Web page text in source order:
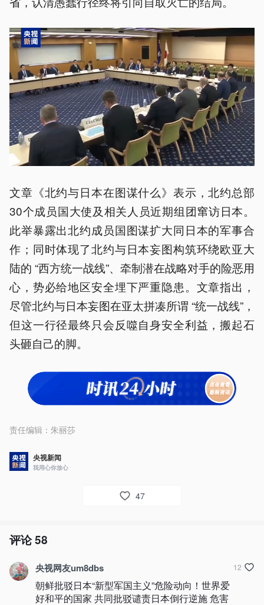
文章《北约与日本在图谋什么》表示，北约总部
30个成员国大使及相关人员近期组团窜访日本。
此举暴露出北约成员国图谋扩大同日本的军事合
作；同时体现了北约与日本妄图构筑环绕欧亚大
陆的 “西方统一战线”、牵制潜在战略对手的险恶用
心，势必给地区安全埋下严重隐患。文章指出，
尽管北约与日本妄图在亚太拼凑所谓 “统一战线”，
但这一行径最终只会反噬自身安全利益，搬起石
头砸自己的脚。
责任编辑： 朱丽莎
央视新闻
我用心你放心
47
评论58
央视网友um8dbs
朝鲜批驳日本“新型军国主义”危险动向！世界爱
好和平的国家 共同批驳谴责日本倒行逆施 危害
12